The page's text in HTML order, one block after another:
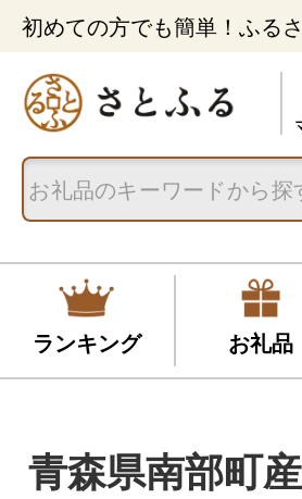
初めての方でも簡単！ふる
ランキング お礼品
青森県南部町